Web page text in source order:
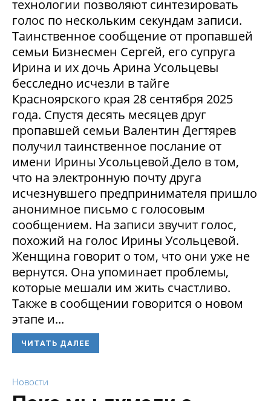
технологии позволяют синтезировать
голос по нескольким секундам записи.
Таинственное сообщение от пропавшей
семьи Бизнесмен Сергей, его супруга
Ирина и их дочь Арина Усольцевы
бесследно исчезли в тайге
Красноярского края 28 сентября 2025
года. Спустя десять месяцев друг
пропавшей семьи Валентин Дегтярев
получил таинственное послание от
имени Ирины Усольцевой.Дело в том,
что на электронную почту друга
исчезнувшего предпринимателя пришло
анонимное письмо с голосовым
сообщением. На записи звучит голос,
похожий на голос Ирины Усольцевой.
Женщина говорит о том, что они уже не
вернутся. Она упоминает проблемы,
которые мешали им жить счастливо.
Также в сообщении говорится о новом
этапе и...
ЧИТАТЬ ДАЛЕЕ
Новости